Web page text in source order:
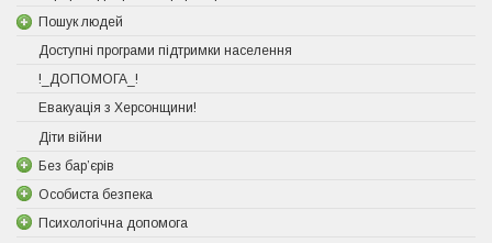
Пошук людей
Доступні програми підтримки населення
!_ДОПОМОГА_!
Евакуація з Херсонщини!
Діти війни
Без бар’єрів
Особиста безпека
Психологічна допомога